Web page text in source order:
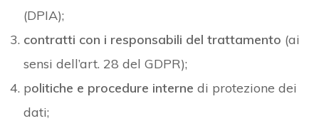
(DPIA);
contratti con i responsabili del trattamento (ai
sensi dell’art. 28 del GDPR);
politiche e procedure interne di protezione dei
dati;